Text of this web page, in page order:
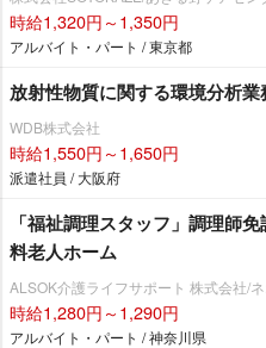
時給1,320円～1,350円
アルバイト・パート / 東京都
放射性物質に関する環境分析
WDB株式会社
時給1,550円～1,650円
派遣社員 / 大阪府
「福祉調理スタッフ」調理師
料老人ホーム
ALSOK介護ライフサポート 株式会社/
時給1,280円～1,290円
アルバイト・パート / 神奈川県